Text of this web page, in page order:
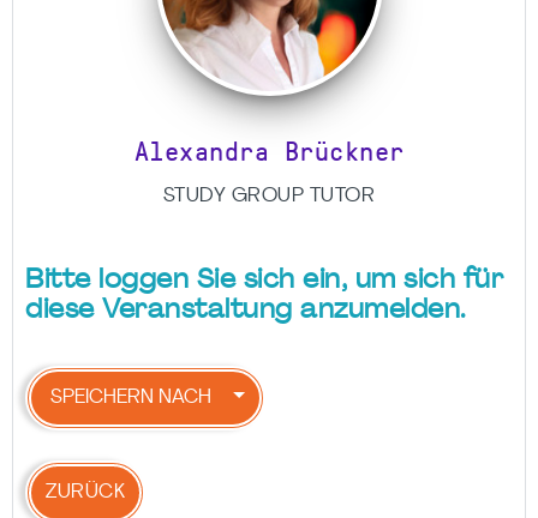
Alexandra Brückner
STUDY GROUP TUTOR
Bitte loggen Sie sich ein, um sich für
diese Veranstaltung anzumelden.
SPEICHERN NACH
ZURÜCK